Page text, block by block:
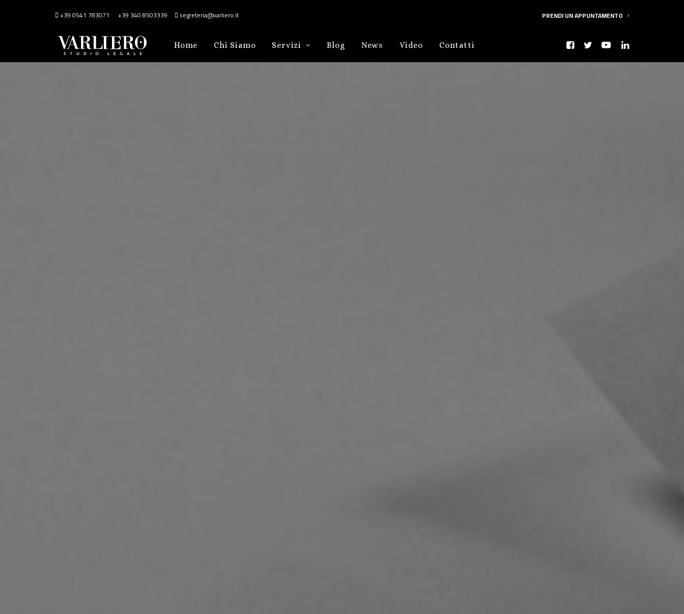
+39 0541 783071 +39 340 8503339 segreteria@varliero.it PRENDI UN APPUNTAMENTO
Home Chi Siamo Servizi Blog News Video Contatti